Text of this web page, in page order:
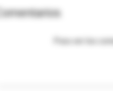
Comentarios
Para ver los